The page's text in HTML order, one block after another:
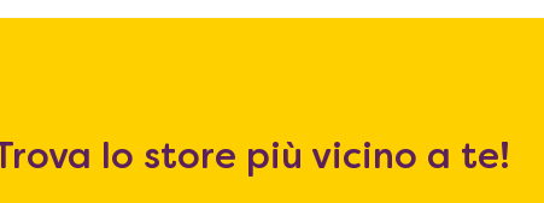
Trova lo store più vicino a te!